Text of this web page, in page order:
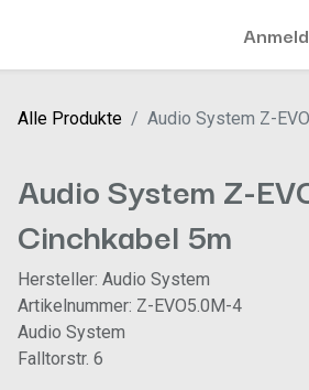
Alle Produkte Audio System Z-
Audio System Z-
Cinchkabel 5m
Hersteller: Audio System
Artikelnummer: Z-EVO5.0M-4
Audio System
Falltorstr. 6